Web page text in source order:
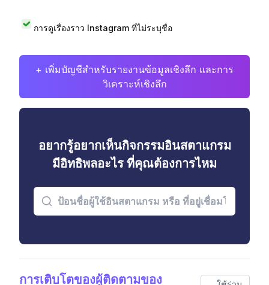
การดูเรื่องราว Instagram ที่ไม่ระบุชื่อ
+ เพิ่มบัญชีสำหรับรายงานข้อมูลเชิงลึก และการ
วิเคราะห์เชิงลึก
อยากรู้อยากเห็นกิจกรรมอินสตาแกรม
มีอิทธิพลอะไร ที่คุณต้องการไหม
การเติบโตของผู้ติดตามของ